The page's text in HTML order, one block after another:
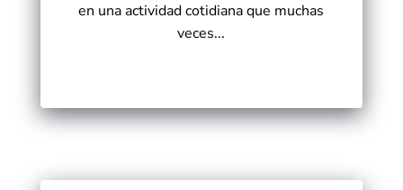
en una actividad cotidiana que muchas
veces...